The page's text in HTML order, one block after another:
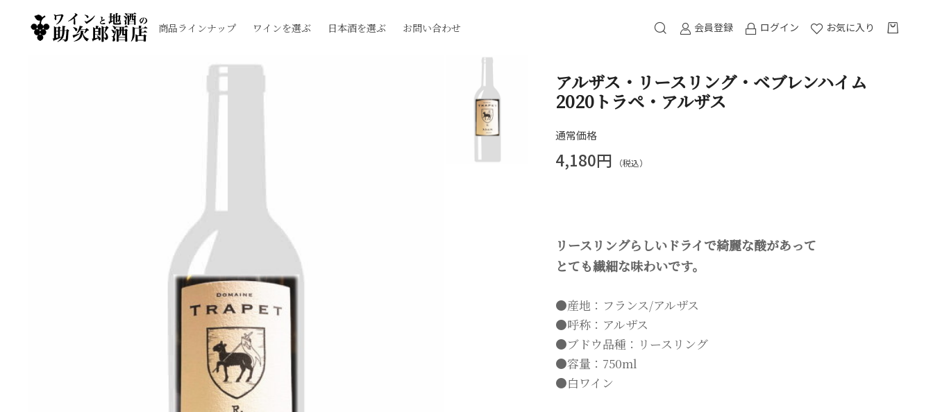
商品ラインナップ ワインを選ぶ 日本酒を選ぶ お問い合わせ 会員登録 ログイン お気に入り
アルザス・リースリング・ベブレンハイム
2020トラペ・アルザス
通常価格
4,180円 （税込）
リースリングらしいドライで綺麗な酸があって
とても繊細な味わいです。
●産地：フランス/アルザス
●呼称：アルザス
●ブドウ品種：リースリング
●容量：750ml
●白ワイン